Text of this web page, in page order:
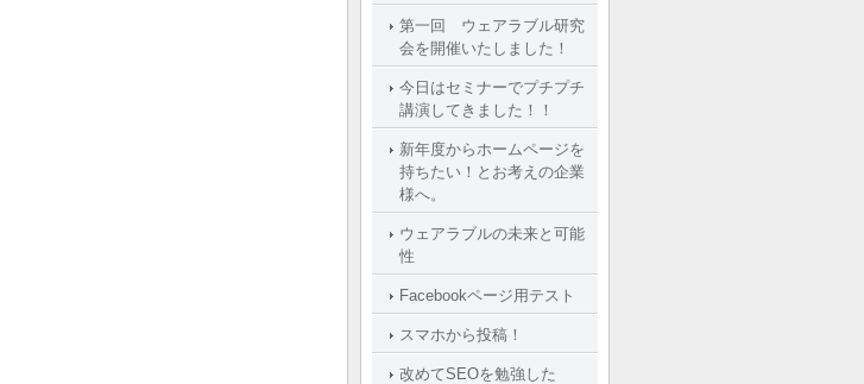
第一回 ウェアラブル研究
会を開催いたしました！
今日はセミナーでプチプチ
講演してきました！！
新年度からホームページを
持ちたい！とお考えの企業
様へ。
ウェアラブルの未来と可能
性
Facebookページ用テスト
スマホから投稿！
改めてSEOを勉強した